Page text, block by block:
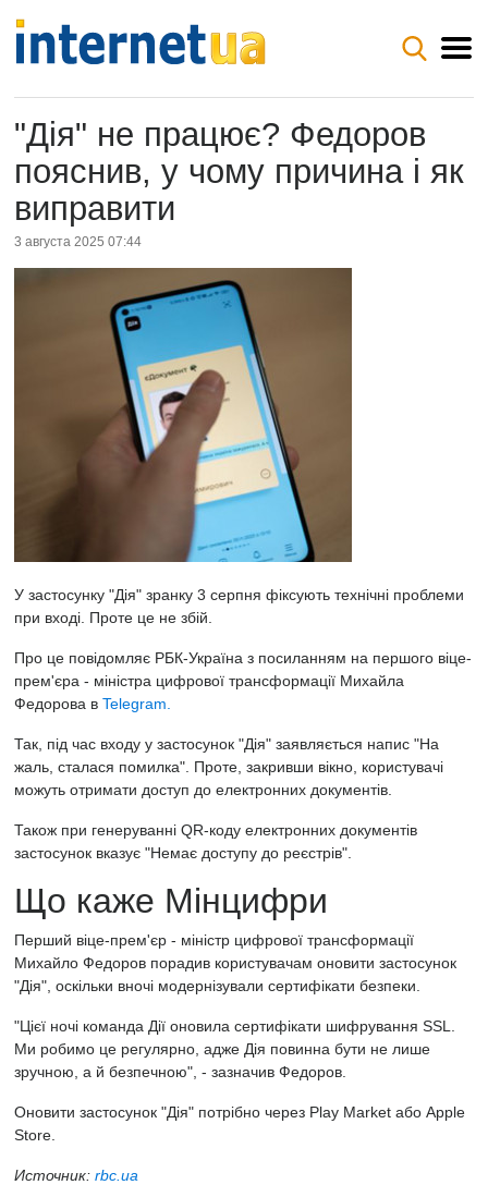
"Дія" не працює? Федоров
пояснив, у чому причина і як
виправити
3 августа 2025 07:44
У застосунку "Дія" зранку 3 серпня фіксують технічні проблеми
при вході. Проте це не збій.
Про це повідомляє РБК-Україна з посиланням на першого віце-
прем'єра - міністра цифрової трансформації Михайла
Федорова в Telegram.
Так, під час входу у застосунок "Дія" заявляється напис "На
жаль, сталася помилка". Проте, закривши вікно, користувачі
можуть отримати доступ до електронних документів.
Також при генеруванні QR-коду електронних документів
застосунок вказує "Немає доступу до реєстрів".
Що каже Мінцифри
Перший віце-прем'єр - міністр цифрової трансформації
Михайло Федоров порадив користувачам оновити застосунок
"Дія", оскільки вночі модернізували сертифікати безпеки.
"Цієї ночі команда Дії оновила сертифікати шифрування SSL.
Ми робимо це регулярно, адже Дія повинна бути не лише
зручною, а й безпечною", - зазначив Федоров.
Оновити застосунок "Дія" потрібно через Play Market або Apple
Store.
Источник: rbc.ua